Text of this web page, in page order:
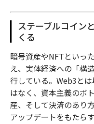
ステーブルコイン
くる
暗号資産やNFTといっ
え、実体経済への「構
行している。Web3と
はなく、資本主義のボ
産、そして決済のあり
アップデートをもたら